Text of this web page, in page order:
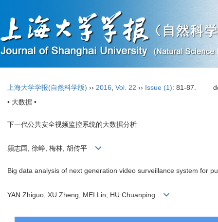
上海大学学报(自然科学版) ›› 2016 Vol. 22 ›› Issue (1): 81-87.
• 大数据 •
下一代公共安全视频监控系统的大数据分析
颜志国, 徐峥, 梅林, 胡传平
Big data analysis of next generation video surveillance system for
YAN Zhiguo, XU Zheng, MEI Lin, HU Chuanping